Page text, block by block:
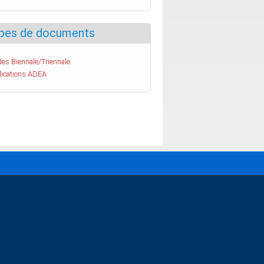
de documents
Biennale/Triennale
ADEA